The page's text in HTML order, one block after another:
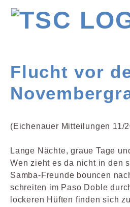
Flucht vor
(Eichenauer Mitteilungen 11/
Lange Nächte, graue Tage
Wen zieht es da nicht in den
Samba-Freunde bouncen
schreiten im Paso Doble
lockeren Hüften finden sich